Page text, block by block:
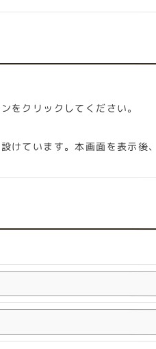
をクリックしてください。
ています。本画面を表示後